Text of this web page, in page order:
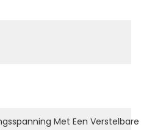
Met Een